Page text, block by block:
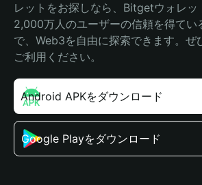
レットをお探しなら、Bitgetウォレッ
2,000万人のユーザーの信頼を得て
で、Web3を自由に探索できます。
ご利用ください。
Android APKをダウンロード
Google Playをダウンロード